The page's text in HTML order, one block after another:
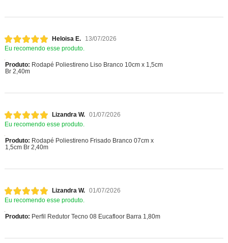
Heloisa E.
13/07/2026
Eu recomendo esse produto.
Produto: Rodapé Poliestireno Liso Branco 10cm x 1,5cm
Br 2,40m
Lizandra W. 01/07/2026
Eu recomendo esse produto.
Produto: Rodapé Poliestireno Frisado Branco 07cm x
1,5cm Br 2,40m
Lizandra W. 01/07/2026
Eu recomendo esse produto.
Produto: Perfil Redutor Tecno 08 Eucafloor Barra 1,80m